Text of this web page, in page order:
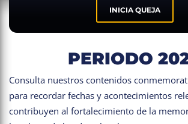
INICIA QUEJA
PERIODO
Consulta nuestros contenidos
para recordar fechas y acontecimientos
contribuyen al fortalecimiento de la